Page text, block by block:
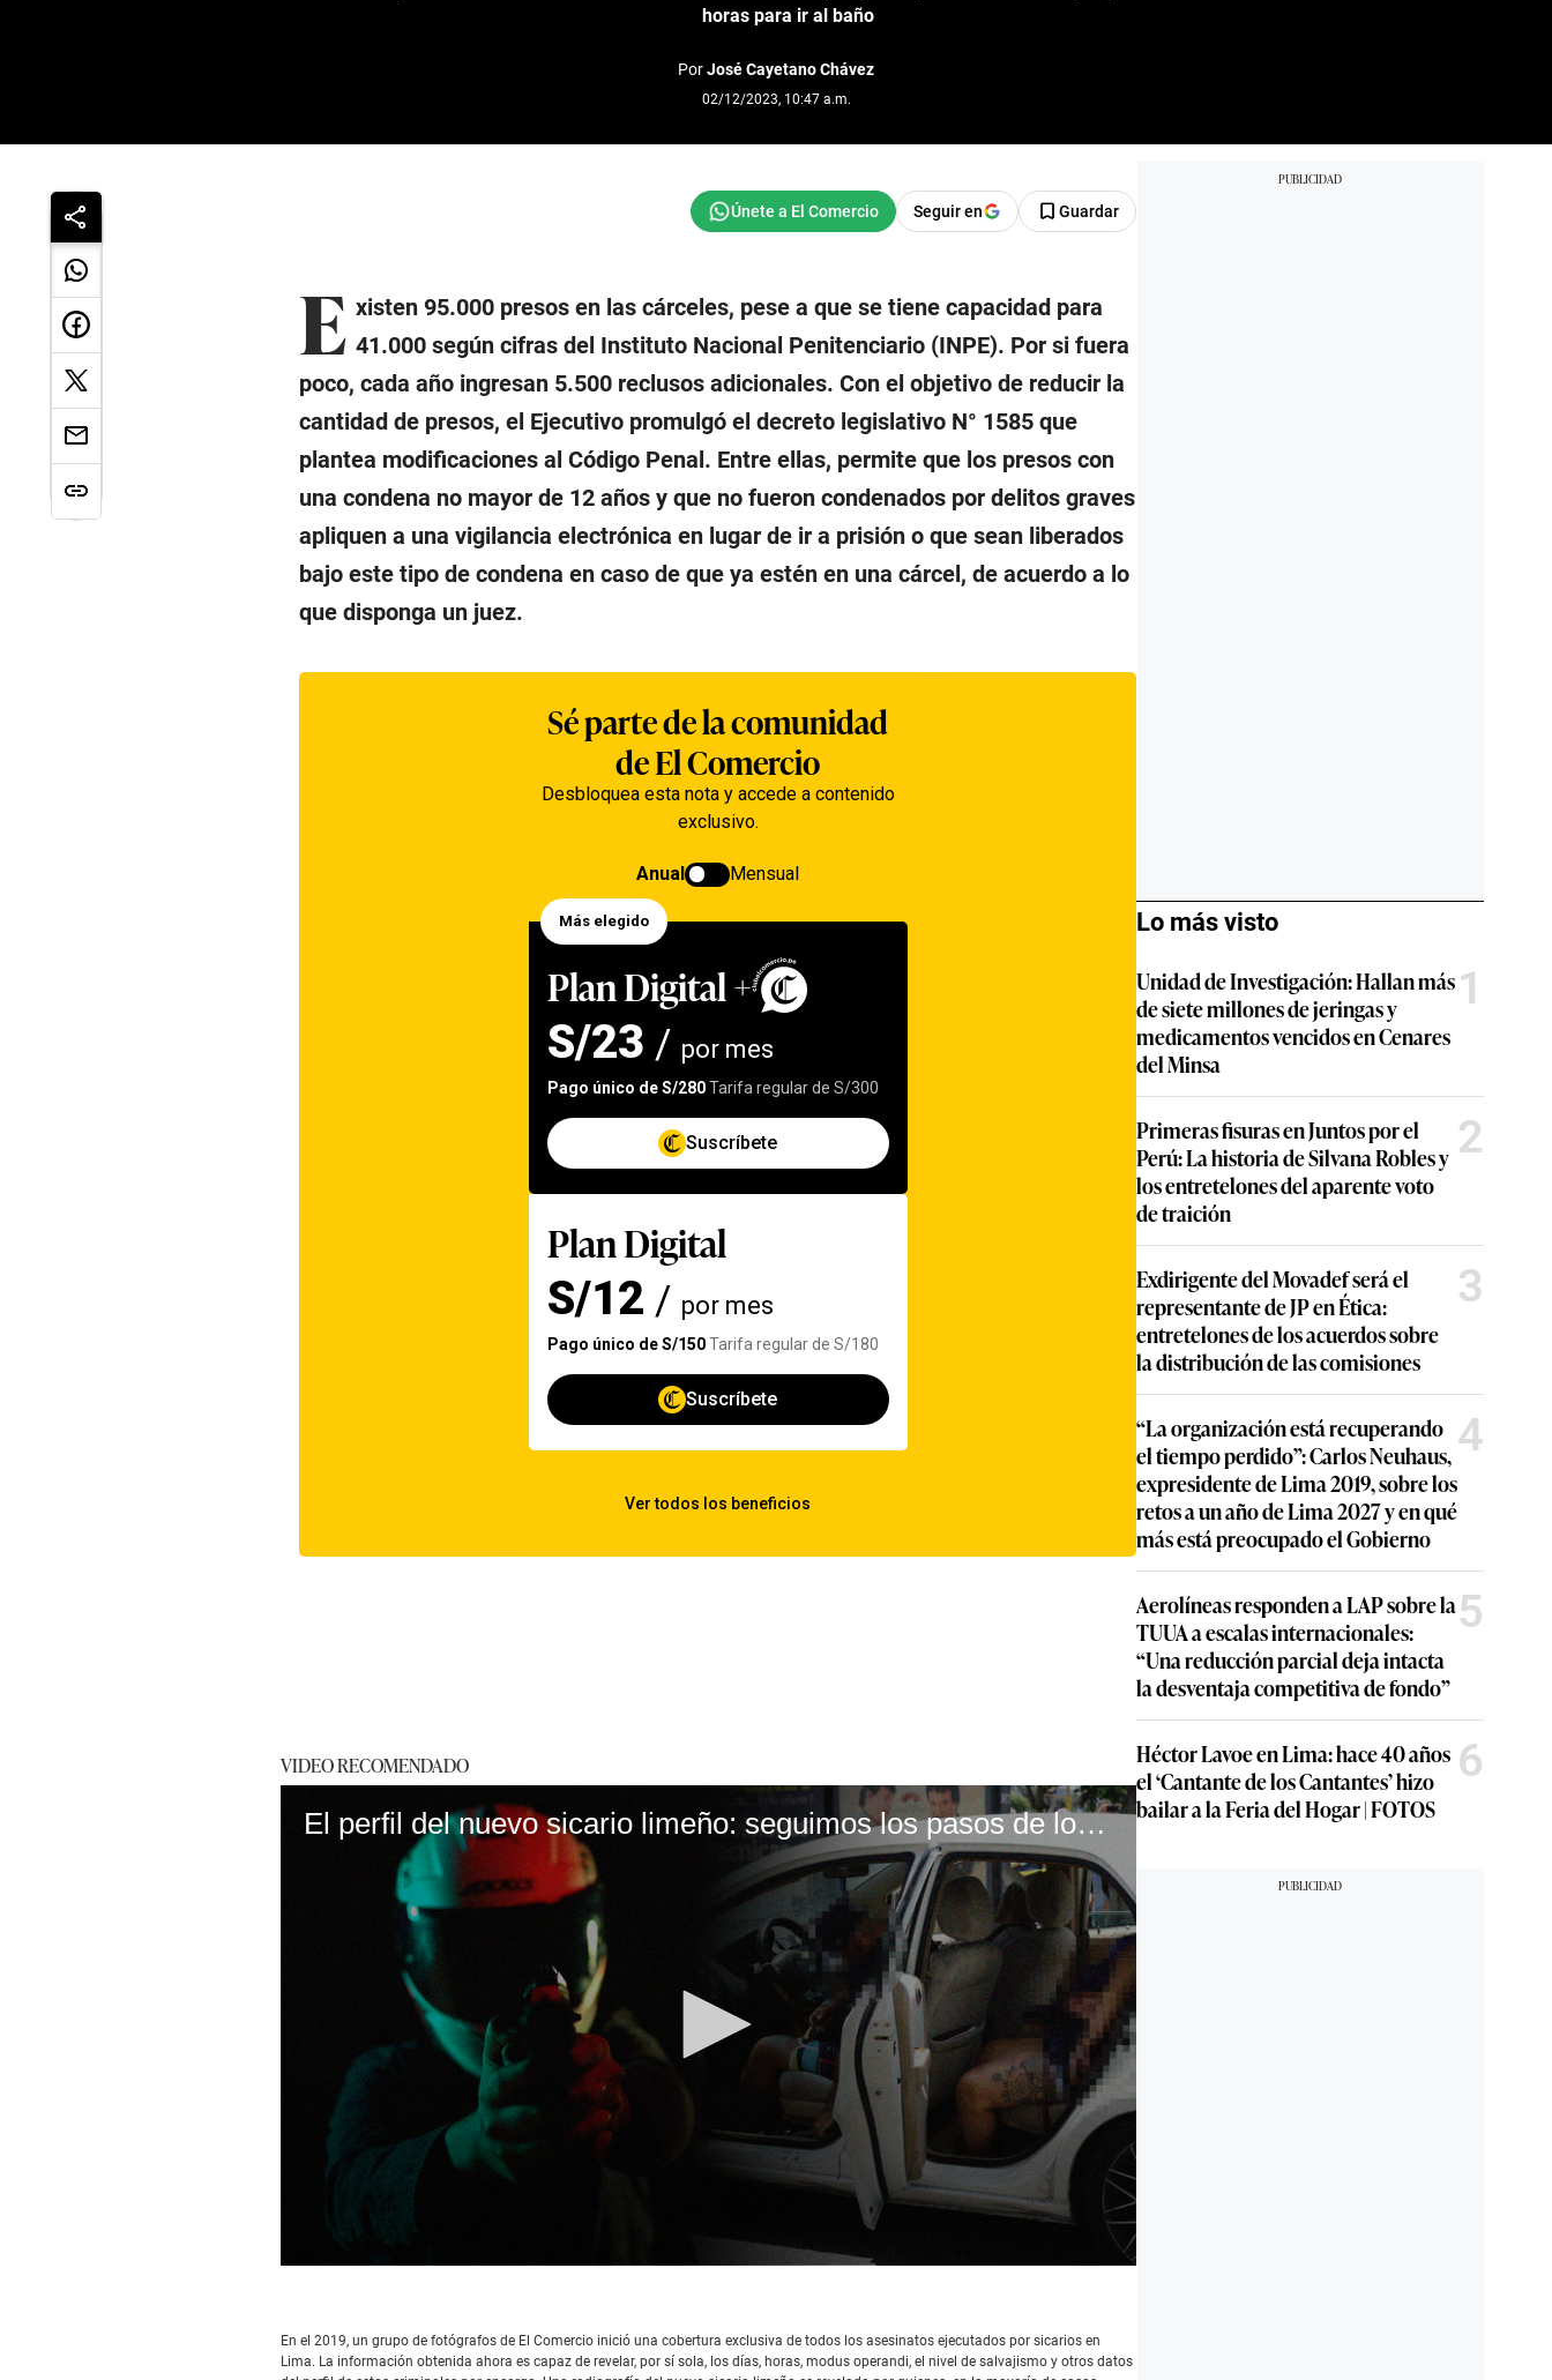
horas para ir al baño
PorJosé Cayetano Chávez
02/12/2023, 10:47 a.m.
Seguir en Guardar
E xisten 95.000 presos en las cárceles, pese a que se tiene capacidad para
41.000 según cifras del Instituto Nacional Penitenciario (INPE). Por si fuera
poco, cada año ingresan 5.500 reclusos adicionales. Con el objetivo de reducir la
cantidad de presos, el Ejecutivo promulgó el decreto legislativo N° 1585 que
plantea modificaciones al Código Penal. Entre ellas, permite que los presos con
una condena no mayor de 12 años y que no fueron condenados por delitos graves
apliquen a una vigilancia electrónica en lugar de ir a prisión o que sean liberados
bajo este tipo de condena en caso de que ya estén en una cárcel, de acuerdo a lo
que disponga un juez.
VIDEO RECOMENDADO
El perfil del nuevo sicario limeño: seguimos los pasos de los últimos crímenes por encargo en la capital #VideosEC
minutes,
55
En el 2019, un grupo de fotógrafos de El Comercio inició una cobertura exclusiva de todos los asesinatos ejecutados por sicarios en
Lima. La información obtenida ahora es capaz de revelar, por sí sola, los días, horas, modus operandi, el nivel de salvajismo y otros datos
Lo más visto
Unidad de Investigación: Hallan más
de siete millones de jeringas y
medicamentos vencidos en Cenares
del Minsa
1
Primeras fisuras en Juntos por el
Perú: La historia de Silvana Robles y
los entretelones del aparente voto
de traición
2
Exdirigente del Movadef será el
representante de JP en Ética:
entretelones de los acuerdos sobre
la distribución de las comisiones
3
“La organización está recuperando
el tiempo perdido”: Carlos Neuhaus,
expresidente de Lima 2019, sobre los
retos a un año de Lima 2027 y en qué
más está preocupado el Gobierno
4
Aerolíneas responden a LAP sobre la
TUUA a escalas internacionales:
“Una reducción parcial deja intacta
la desventaja competitiva de fondo”
5
Héctor Lavoe en Lima: hace 40 años
el ‘Cantante de los Cantantes’ hizo
bailar a la Feria del Hogar | FOTOS
6